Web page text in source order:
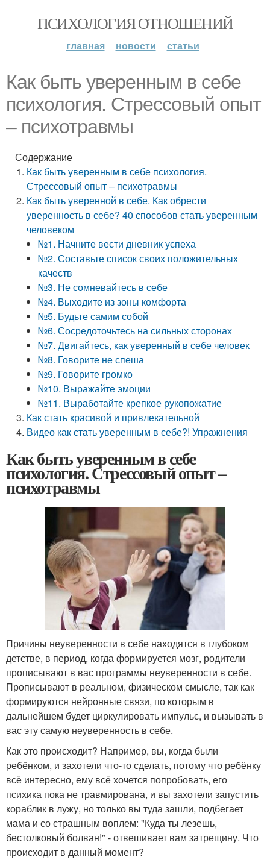
ПСИХОЛОГИЯ ОТНОШЕНИЙ
главная новости статьи
Как быть уверенным в себе
психология. Стрессовый опыт
– психотравмы
Содержание
Как быть уверенным в себе психология.
Стрессовый опыт – психотравмы
Как быть уверенной в себе. Как обрести
уверенность в себе? 40 способов стать уверенным
человеком
№1. Начните вести дневник успеха
№2. Составьте список своих положительных
качеств
№3. Не сомневайтесь в себе
№4. Выходите из зоны комфорта
№5. Будьте самим собой
№6. Сосредоточьтесь на сильных сторонах
№7. Двигайтесь, как уверенный в себе человек
№8. Говорите не спеша
№9. Говорите громко
№10. Выражайте эмоции
№11. Выработайте крепкое рукопожатие
Как стать красивой и привлекательной
Видео как стать уверенным в себе?! Упражнения
Как быть уверенным в себе
психология. Стрессовый опыт –
психотравмы
Причины неуверенности в себе находятся в глубоком
детстве, в период, когда формируется мозг, родители
прописывают в вас программы неуверенности в себе.
Прописывают в реальном, физическом смысле, так как
формируются нейронные связи, по которым в
дальнейшем будет циркулировать импульс, и вызывать в
вас эту самую неуверенность в себе.
Как это происходит? Например, вы, когда были
ребёнком, и захотели что-то сделать, потому что ребёнку
всё интересно, ему всё хочется попробовать, его
психика пока не травмирована, и вы захотели запустить
кораблик в лужу, но только вы туда зашли, подбегает
мама и со страшным воплем: "Куда ты лезешь,
бестолковый болван!" - отвешивает вам затрещину. Что
происходит в данный момент?